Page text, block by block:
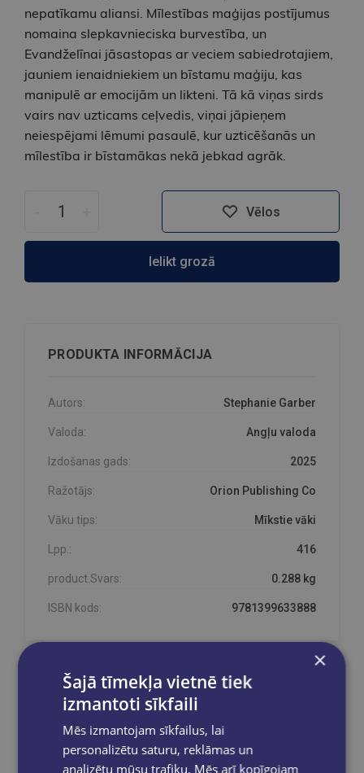
nepatīkamu aliansi. Mīlestības maģijas postījumus
nomaina slepkavnieciska burvestība, un
Evandželīnai jāsastopas ar veciem sabiedrotajiem,
jauniem ienaidniekiem un bīstamu maģiju, kas
manipulē ar emocijām un likteni. Tā kā viņas sirds
vairs nav uzticams ceļvedis, viņai jāpieņem
neiespējami lēmumi pasaulē, kur uzticēšanās un
mīlestība ir bīstamākas nekā jebkad agrāk.
Vēlos
Ielikt grozā
PRODUKTA INFORMĀCIJA
Autors: Stephanie Garber
Valoda: Angļu valoda
Izdošanas gads: 2025
Ražotājs: Orion Publishing Co
Vāku tips: Mīkstie vāki
Lpp.: 416
product.Svars: 0.288 kg
ISBN kods: 9781399633888
Prece pieejama noliktavā!
Prece ir mūsu noliktavā un pieejama Jūsu
pasūtījumam.
×
Šajā tīmekļa vietnē tiek
izmantoti sīkfaili
Mēs izmantojam sīkfailus, lai
personalizētu saturu, reklāmas un
analizētu mūsu trafiku. Mēs arī kopīgojam